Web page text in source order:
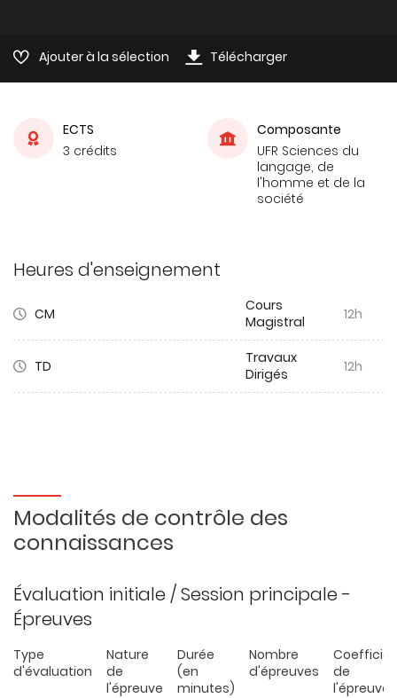
Ajouter à la sélection Télécharger
ECTS
3 crédits
Composante
UFR Sciences du
langage, de
l'homme et de la
société
Heures d'enseignement
CM
Cours
Magistral
12h
TD
Travaux
Dirigés
12h
Modalités de contrôle des
connaissances
Évaluation initiale / Session principale -
Épreuves
Type
d'évaluation
Nature
de
l'épreuve
Durée
(en
minutes)
Nombre
d'épreuves
de
l'épreuve